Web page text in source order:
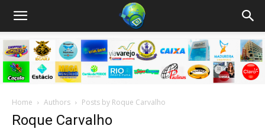
Home Authors Posts by Roque Carvalho
Roque Carvalho